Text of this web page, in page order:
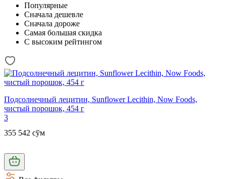
Популярные
Сначала дешевле
Сначала дороже
Самая большая скидка
С высоким рейтингом
Подсолнечный лецитин, Sunflower Lecithin, Now Foods,
чистый порошок, 454 г
3
355 542 сўм